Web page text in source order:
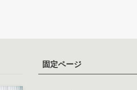
固定ページ